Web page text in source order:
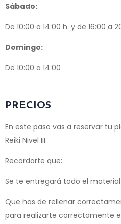
Sábado:
De 10:00 a 14:00 h. y de 16:00 a
Domingo:
De 10:00 a 14:00
PRECIOS
En este paso vas a reservar tu
Reiki Nivel III.
Recordarte que:
Se te entregará todo el
Que has de rellenar
para realizarte correctamente